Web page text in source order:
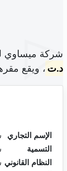
شركة ميساوي
د.ت ، ويقع مقرها
الإسم التجاري
التسمية
النظام القانوني